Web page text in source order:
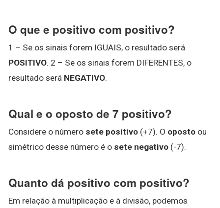
O que e positivo com positivo?
1 – Se os sinais forem IGUAIS, o resultado será
POSITIVO. 2 – Se os sinais forem DIFERENTES, o
resultado será NEGATIVO.
Qual e o oposto de 7 positivo?
Considere o número sete positivo (+7). O oposto ou
simétrico desse número é o sete negativo (-7).
Quanto dá positivo com positivo?
Em relação à multiplicação e à divisão, podemos